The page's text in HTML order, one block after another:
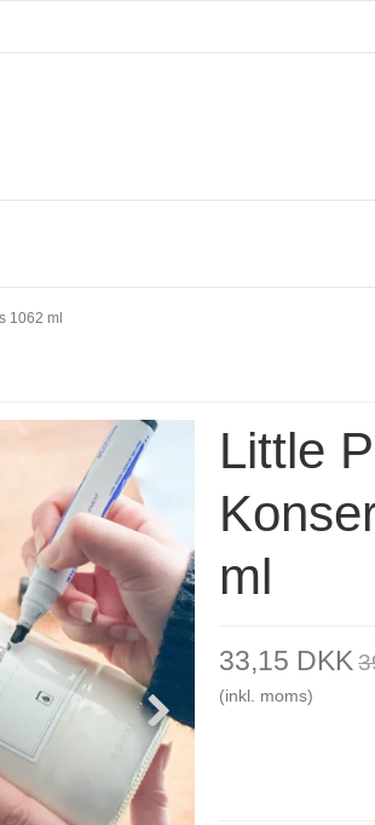
1062 ml
Little
ml
33,15 DKK
(inkl. moms)